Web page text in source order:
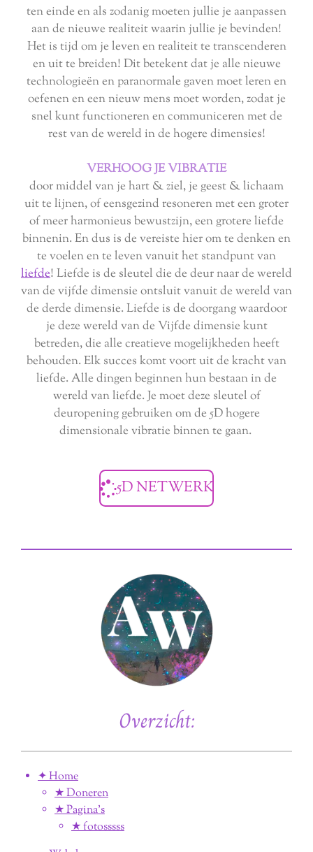
ten einde en als zodanig moeten jullie je aanpassen
aan de nieuwe realiteit waarin jullie je bevinden!
Het is tijd om je leven en realiteit te transcenderen
en uit te breiden! Dit betekent dat je alle nieuwe
technologieën en paranormale gaven moet leren en
oefenen en een nieuw mens moet worden, zodat je
snel kunt functioneren en communiceren met de
rest van de wereld in de hogere dimensies!
VERHOOG JE VIBRATIE
door middel van je hart & ziel, je geest & lichaam
uit te lijnen, of eensgezind resoneren met een groter
of meer harmonieus bewustzijn, een grotere liefde
binnenin. En dus is de vereiste hier om te denken en
te voelen en te leven vanuit het standpunt van
liefde! Liefde is de sleutel die de deur naar de wereld
van de vijfde dimensie ontsluit vanuit de wereld van
de derde dimensie. Liefde is de doorgang waardoor
je deze wereld van de Vijfde dimensie kunt
betreden, die alle creatieve mogelijkheden heeft
behouden. Elk succes komt voort uit de kracht van
liefde. Alle dingen beginnen hun bestaan in de
wereld van liefde. Je moet deze sleutel of
deuropening gebruiken om de 5D hogere
dimensionale vibratie binnen te gaan.
5D NETWERK
Overzicht:
✦ Home
★ Doneren
★ Pagina’s
★ fotosssss